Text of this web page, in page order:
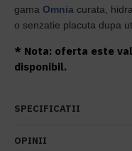
gama Omnia curata,
o senzatie placuta dupa
* Nota: oferta este
disponibil.
SPECIFICATII
OPINII